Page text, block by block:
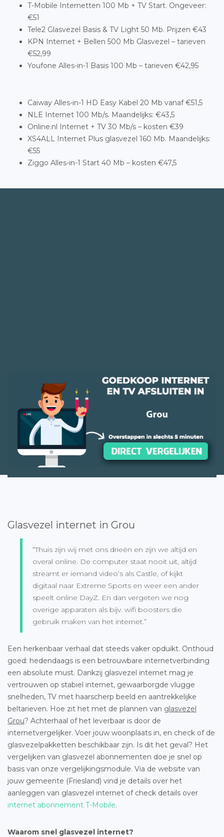
T-Mobile Internetten 100 Mb + TV Start. Ongeveer:
€51
Tele2 Glasvezel Basis & TV Light 50 Mb. Prijzen €43
KPN Internet + Bellen 500 Mb Glasvezel – tarieven
€52,99
Youfone Alles-in-1 Basis 100 Mb – tarieven €42,95
Caiway Alles-in-1 HD Easy Kabel 20 Mb vanaf €51,5
NLE Internet 100 Mb/s. Maandelijks: €43,5
Online.nl Internet + TV 30 Mb/s – kosten €39
XS4ALL Internet Plus glasvezel 160 Mb. Maandelijks:
€55
Ziggo Alles-in-1 Start 40 Mb – kosten €47,5
Glasvezel internet in Grou
“Thuis zijn wij met ons drieën en zijn we altijd en
overal online. De computer staat nooit uit, altijd
streamt er iemand video’s als Castle, of kijkt
digitaal naar Extreme Sports en weer een ander
speelt online DayZ. En dan vergeten we nog
overige apparaten als bijv. wifi boosters die
gebruik maken van het internet.”
Een herkenbaar verhaal dat steeds vaker opduikt. Onthoud
goed: hedendaags is een betrouwbare internetverbinding
een absolute must. Dankzij glasvezel internet mag je
vertrouwen op stabiel internet, gewaarborgde vlugge
snelheden, TV met haarscherp beeld en aantrekkelijke
beltarieven. Hoe zit het met de plannen van glasvezel
Grou? Achterhaal of het leverbaar is door de
internetvergelijker. Voer jouw woonplaats in, en check of de
glasvezelpakketten beschikbaar zijn. Is dit het geval? Het
vergelijken van glasvezel abonnementen doe je snel op
basis van onze vergelijkingsmodule. Via de website van
jouw gemeente (Friesland) vind je details over het
aanleggen van glasvezel internet of check details over
internet abonnement T-Mobile.
Waarom snel glasvezel internet?